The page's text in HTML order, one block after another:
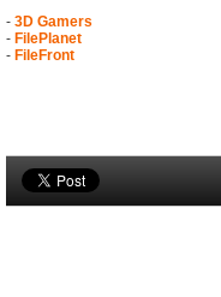
- 3D Gamers
- FilePlanet
- FileFront